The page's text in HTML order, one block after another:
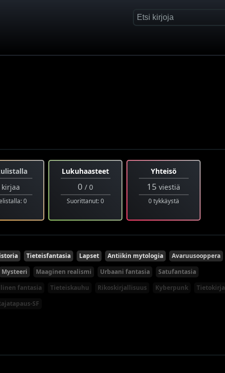
kirjaa
0
Lukuhaasteet
0 / 0
Suorittanut: 0
Yhteisö
15 viestiä
0 tykkäystä
Tieteisfantasia Lapset Antiikin mytologia Avaruusooppera
Mysteeri Maaginen realismi Urbaani fantasia
Satufantasia
fantasia Tieteiskauhu Rikoskirjallisuus Kyberpunk Tietokirja
SF